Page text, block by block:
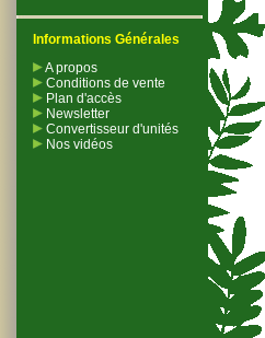
Informations Générales
A propos
Conditions de vente
Plan d'accès
Newsletter
Convertisseur d'unités
Nos vidéos